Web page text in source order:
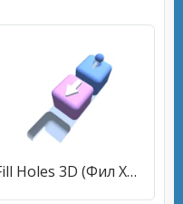
Fill Holes 3D (Фил Хоулс 3Д) [МОД Все открыто] APK Android